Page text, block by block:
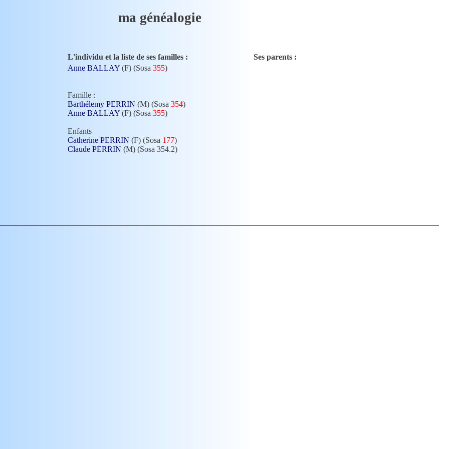
ma généalogie
L'individu et la liste de ses familles :
Ses parents :
Anne BALLAY (F) (Sosa 355)
Famille :
Barthélemy PERRIN (M) (Sosa 354)
Anne BALLAY (F) (Sosa 355)
Enfants
Catherine PERRIN (F) (Sosa 177)
Claude PERRIN (M) (Sosa 354.2)